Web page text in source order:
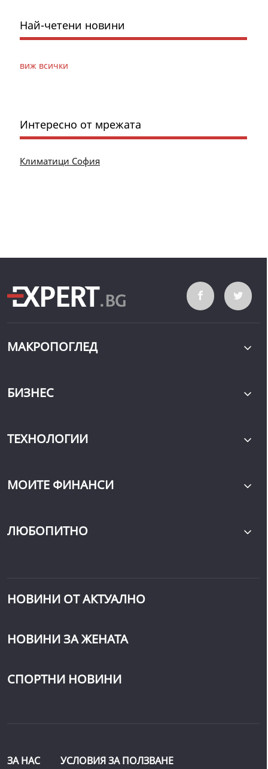
Най-четени новини
виж всички
Интересно от мрежата
Климатици София
МАКРОПОГЛЕД
БИЗНЕС
ТЕХНОЛОГИИ
МОИТЕ ФИНАНСИ
ЛЮБОПИТНО
НОВИНИ ОТ АКТУАЛНО
НОВИНИ ЗА ЖЕНАТА
СПОРТНИ НОВИНИ
ЗА НАС
УСЛОВИЯ ЗА ПОЛЗВАНЕ